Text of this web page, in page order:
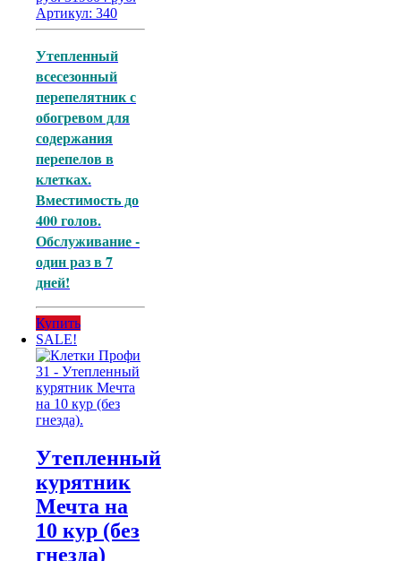
цена
составляла
руб..
319604
Артикул: 340
Утепленный
всесезонный
перепелятник с
обогревом для
содержания
перепелов в
клетках.
Вместимость до
400 голов.
Обслуживание -
один раз в 7
дней!
Купить
SALE!
Утепленный
курятник
Мечта на
10 кур (без
гнезда)